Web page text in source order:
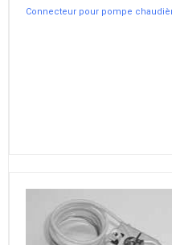
Connecteur pour pompe